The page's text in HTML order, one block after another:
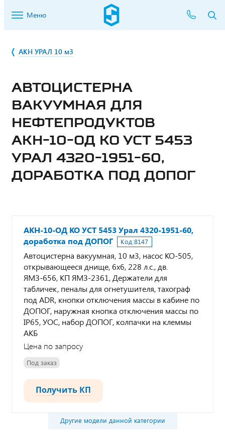
Меню
АКН УРАЛ 10 м3
АВТОЦИСТЕРНА
ВАКУУМНАЯ ДЛЯ
НЕФТЕПРОДУКТОВ
АКН-10-ОД КО УСТ 5453
УРАЛ 4320-1951-60,
ДОРАБОТКА ПОД ДОПОГ
АКН-10-ОД КО УСТ 5453 Урал 4320-1951-60,
доработка под ДОПОГ
Код:8147
Автоцистерна вакуумная, 10 м3, насос КО-505,
открывающееся днище, 6х6, 228 л.с., дв.
ЯМЗ-656, КП ЯМЗ-2361, Держатели для
табличек, пеналы для огнетушителя, тахограф
под ADR, кнопки отключения массы в кабине по
ДОПОГ, наружная кнопка отключения массы по
IP65, УОС, набор ДОПОГ, колпачки на клеммы
АКБ
Цена по запросу
Под заказ
Получить КП
Другие модели данной категории